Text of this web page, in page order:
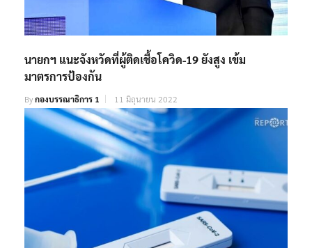
นายกฯ แนะจังหวัดที่ผู้ติดเชื้อโควิด-19 ยังสูง เข้ม
มาตรการป้องกัน
Byกองบรรณาธิการ 1 11 มิถุนายน 2022